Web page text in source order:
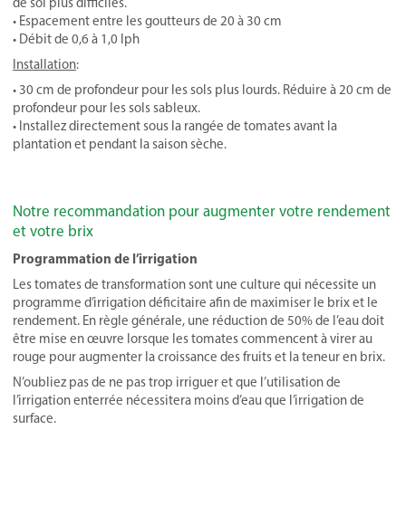
• Espacement entre les goutteurs de 20 à 30 cm
• Débit de 0,6 à 1,0 lph
Installation:
• 30 cm de profondeur pour les sols plus lourds. Réduire à 20 cm de
profondeur pour les sols sableux.
• Installez directement sous la rangée de tomates avant la
plantation et pendant la saison sèche.
Notre recommandation pour augmenter votre rendement
et votre brix
Programmation de l’irrigation
Les tomates de transformation sont une culture qui nécessite un
programme d’irrigation déficitaire afin de maximiser le brix et le
rendement. En règle générale, une réduction de 50% de l’eau doit
être mise en œuvre lorsque les tomates commencent à virer au
rouge pour augmenter la croissance des fruits et la teneur en brix.
N’oubliez pas de ne pas trop irriguer et que l’utilisation de
l’irrigation enterrée nécessitera moins d’eau que l’irrigation de
surface.